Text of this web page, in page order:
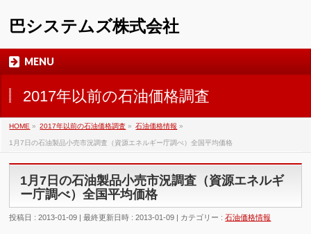
巴システムズ株式会社
MENU
2017年以前の石油価格調査
HOME » 2017年以前の石油価格調査 » 石油価格情報 »
1月7日の石油製品小売市況調査（資源エネルギー庁調べ）全国平均価格
1月7日の石油製品小売市況調査（資源エネルギ
ー庁調べ）全国平均価格
投稿日 : 2013-01-09 最終更新日時 : 2013-01-09 カテゴリー :石油価格情報